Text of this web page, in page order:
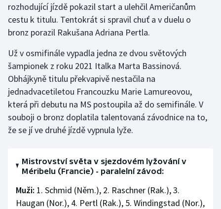
Stolní tenis
Triatlon
Veslování
Vodní slalom
Volejbal
Ostatní
rozhodující jízdě pokazil start a ulehčil Američanům
cestu k titulu. Tentokrát si spravil chuť a v duelu o
bronz porazil Rakušana Adriana Pertla.
Už v osmifinále vypadla jedna ze dvou světových
šampionek z roku 2021 Italka Marta Bassinová.
Obhájkyně titulu překvapivě nestačila na
jednadvacetiletou Francouzku Marie Lamureovou,
která při debutu na MS postoupila až do semifinále. V
souboji o bronz doplatila talentovaná závodnice na to,
že se jí ve druhé jízdě vypnula lyže.
Mistrovství světa v sjezdovém lyžování v
Méribelu (Francie) - paralelní závod:
Muži: 1. Schmid (Něm.), 2. Raschner (Rak.), 3.
Haugan (Nor.), 4. Pertl (Rak.), 5. Windingstad (Nor.),